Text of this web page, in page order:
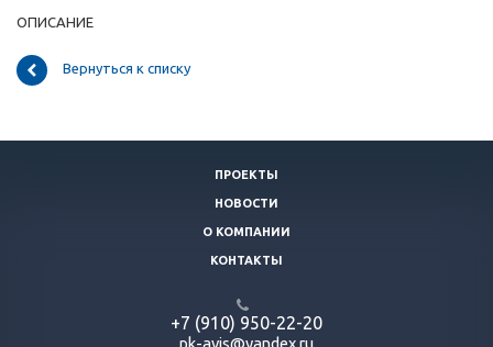
ОПИСАНИЕ
Вернуться к списку
ПРОЕКТЫ
НОВОСТИ
О КОМПАНИИ
КОНТАКТЫ
+7 (910) 950-22-20